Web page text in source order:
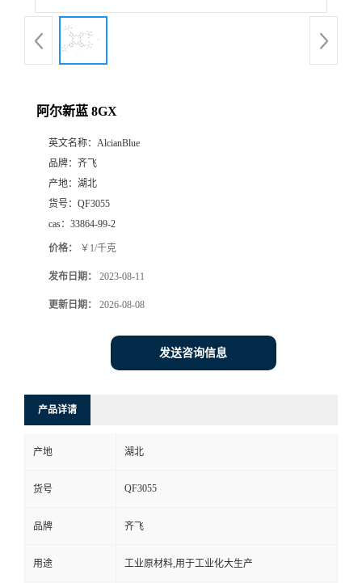
联
系
阿尔新蓝 8GX
英文名称： AlcianBlue
品牌： 齐飞
产地： 湖北
货号： QF3055
cas： 33864-99-2
价格： ￥1/千克
发布日期： 2023-08-11
更新日期： 2026-08-08
发送咨询信息
产品详请
产地 湖北
货号 QF3055
品牌 齐飞
用途 工业原材料,用于工业化大生产